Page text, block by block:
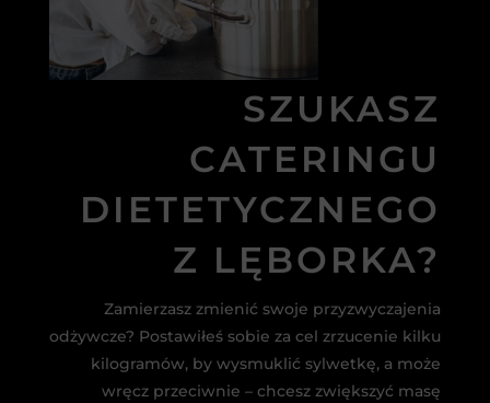
SZUKASZ
CATERINGU
DIETETYCZNEGO
Z LĘBORKA?
Zamierzasz zmienić swoje przyzwyczajenia
odżywcze? Postawiłeś sobie za cel zrzucenie kilku
kilogramów, by wysmuklić sylwetkę, a może
wręcz przeciwnie – chcesz zwiększyć masę